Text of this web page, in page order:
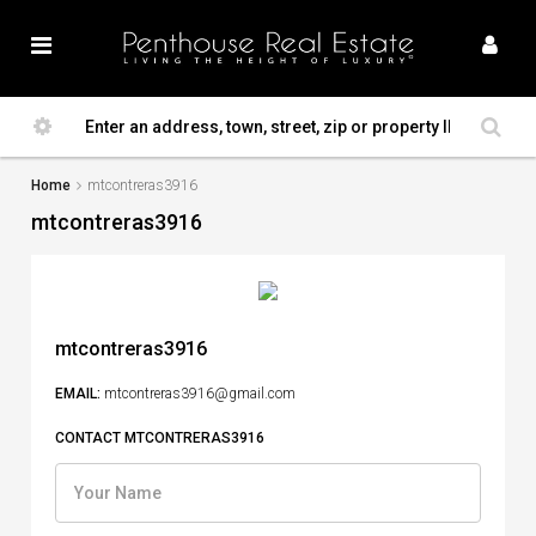
Home mtcontreras3916
mtcontreras3916
mtcontreras3916
EMAIL: mtcontreras3916@gmail.com
CONTACT MTCONTRERAS3916